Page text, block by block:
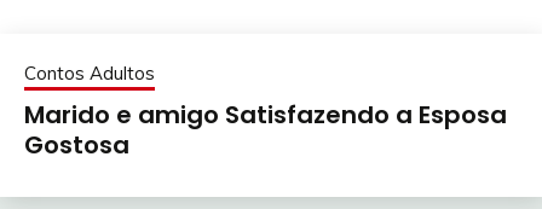
Contos Adultos
Marido e amigo Satisfazendo a Esposa
Gostosa